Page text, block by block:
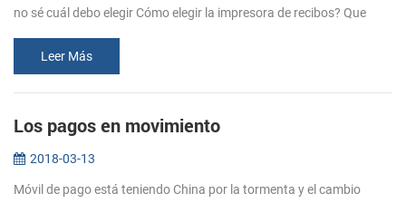
no sé cuál debo elegir Cómo elegir la impresora de recibos? Que
de ma...Leer Más
Los pagos en movimiento
2018-03-13
Móvil de pago está teniendo China por la tormenta y el cambio